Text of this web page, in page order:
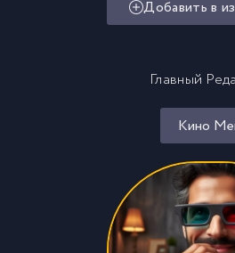
Добавить в
Главный
Кино